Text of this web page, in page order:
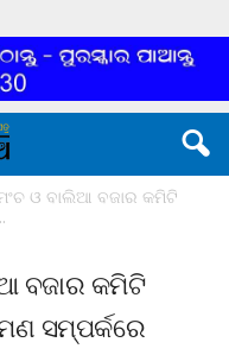
ଓ ବାଲିଆ ବଜାର କମିଟି
ବଜାର କମିଟି
ସମ୍ପର୍କରେ